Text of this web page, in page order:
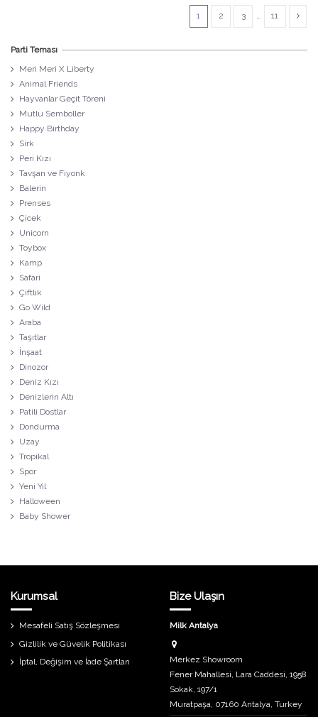
1 2 3 … 11
Parti Teması
Meri Meri X Liberty
Animal Friends
Hayvanlar Geçit Töreni
Mutlu Semboller
Happy Birthday
Sirk
Peri Kızı
Tavşan ve Fiyonk
Balerin
Prenses
Çicek
Unicorn
Toybox
Kamp
Safari
Çiftlik
Go Wild
Araba
Taşıtlar
İnşaat
Dinozor
Deniz Kızı
Denizlerin Altı
Patili Dostlar
Dondurma
Uzay
Tropikal
Spor
Yeni Yıl
Halloween
Baby Shower
Kurumsal
Mesafeli Satış Sözleşmesi
Gizlilik ve Güvelik Politikası
İptal, Değişim ve İade Şartları
Bize Ulaşın
Milk Antalya
Merkez Showroom
Fener Mahallesi, Lara Caddesi, 1958
Sokak, 197/1
Muratpaşa, 07160 Antalya, Turkey